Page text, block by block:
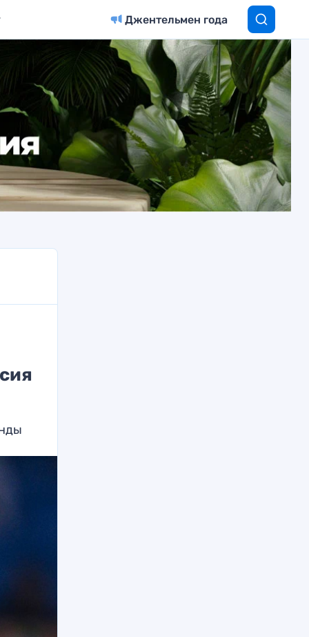
Джентельмен года